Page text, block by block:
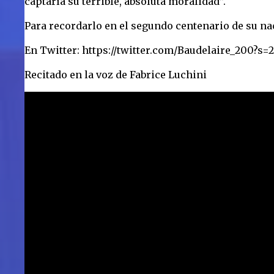
Para recordarlo en el segundo centenario de su
En Twitter: https://twitter.com/
Recitado en la voz de Fabrice Luchini